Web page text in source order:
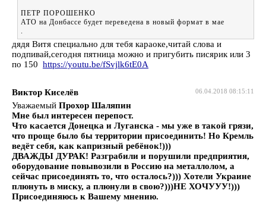
ПЕТР ПОРОШЕНКО
АТО на Донбассе будет переведена в новый формат в мае
дядя Витя специально для тебя караоке,читай слова и
подпивай,сегодня пятница можно и пригубить писярик или 3
по 150 https://youtu.be/fSvjlk6tE0A
06.04.2018 08:15:11
Виктор Киселёв
Уважаемый Прохор Шаляпин
Мне был интересен перепост.
Что касается Донецка и Луганска - мы уже в такой грязи,
что проще было бы территории присоединить! Но Кремль
ведёт себя, как капризный ребёнок!)))
ДВАЖДЫ ДУРАК! Разграбили и порушили предприятия,
оборудование повывозили в Россию на металлолом, а
сейчас присоединять то, что осталось?))) Хотели Украине
плюнуть в миску, а плюнули в свою?)))НЕ ХОЧУУУ!)))
Присоединяюсь к Вашему мнению.